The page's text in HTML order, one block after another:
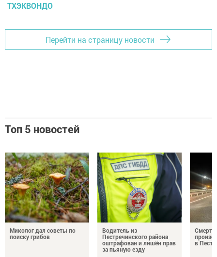
ТХЭКВОНДО
Перейти на страницу новости
Топ 5 новостей
Миколог дал советы по
поиску грибов
Водитель из
Пестречинского района
оштрафован и лишён прав
за пьяную езду
в